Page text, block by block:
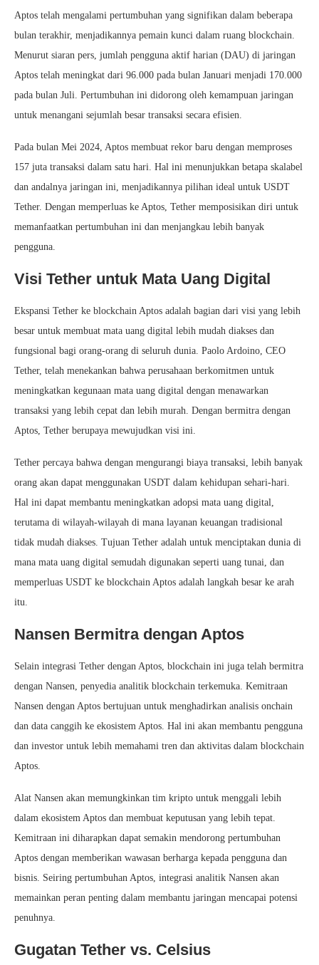
Aptos telah mengalami pertumbuhan yang signifikan dalam beberapa
bulan terakhir, menjadikannya pemain kunci dalam ruang blockchain.
Menurut siaran pers, jumlah pengguna aktif harian (DAU) di jaringan
Aptos telah meningkat dari 96.000 pada bulan Januari menjadi 170.000
pada bulan Juli. Pertumbuhan ini didorong oleh kemampuan jaringan
untuk menangani sejumlah besar transaksi secara efisien.
Pada bulan Mei 2024, Aptos membuat rekor baru dengan memproses
157 juta transaksi dalam satu hari. Hal ini menunjukkan betapa skalabel
dan andalnya jaringan ini, menjadikannya pilihan ideal untuk USDT
Tether. Dengan memperluas ke Aptos, Tether memposisikan diri untuk
memanfaatkan pertumbuhan ini dan menjangkau lebih banyak
pengguna.
Visi Tether untuk Mata Uang Digital
Ekspansi Tether ke blockchain Aptos adalah bagian dari visi yang lebih
besar untuk membuat mata uang digital lebih mudah diakses dan
fungsional bagi orang-orang di seluruh dunia. Paolo Ardoino, CEO
Tether, telah menekankan bahwa perusahaan berkomitmen untuk
meningkatkan kegunaan mata uang digital dengan menawarkan
transaksi yang lebih cepat dan lebih murah. Dengan bermitra dengan
Aptos, Tether berupaya mewujudkan visi ini.
Tether percaya bahwa dengan mengurangi biaya transaksi, lebih banyak
orang akan dapat menggunakan USDT dalam kehidupan sehari-hari.
Hal ini dapat membantu meningkatkan adopsi mata uang digital,
terutama di wilayah-wilayah di mana layanan keuangan tradisional
tidak mudah diakses. Tujuan Tether adalah untuk menciptakan dunia di
mana mata uang digital semudah digunakan seperti uang tunai, dan
memperluas USDT ke blockchain Aptos adalah langkah besar ke arah
itu.
Nansen Bermitra dengan Aptos
Selain integrasi Tether dengan Aptos, blockchain ini juga telah bermitra
dengan Nansen, penyedia analitik blockchain terkemuka. Kemitraan
Nansen dengan Aptos bertujuan untuk menghadirkan analisis onchain
dan data canggih ke ekosistem Aptos. Hal ini akan membantu pengguna
dan investor untuk lebih memahami tren dan aktivitas dalam blockchain
Aptos.
Alat Nansen akan memungkinkan tim kripto untuk menggali lebih
dalam ekosistem Aptos dan membuat keputusan yang lebih tepat.
Kemitraan ini diharapkan dapat semakin mendorong pertumbuhan
Aptos dengan memberikan wawasan berharga kepada pengguna dan
bisnis. Seiring pertumbuhan Aptos, integrasi analitik Nansen akan
memainkan peran penting dalam membantu jaringan mencapai potensi
penuhnya.
Gugatan Tether vs. Celsius